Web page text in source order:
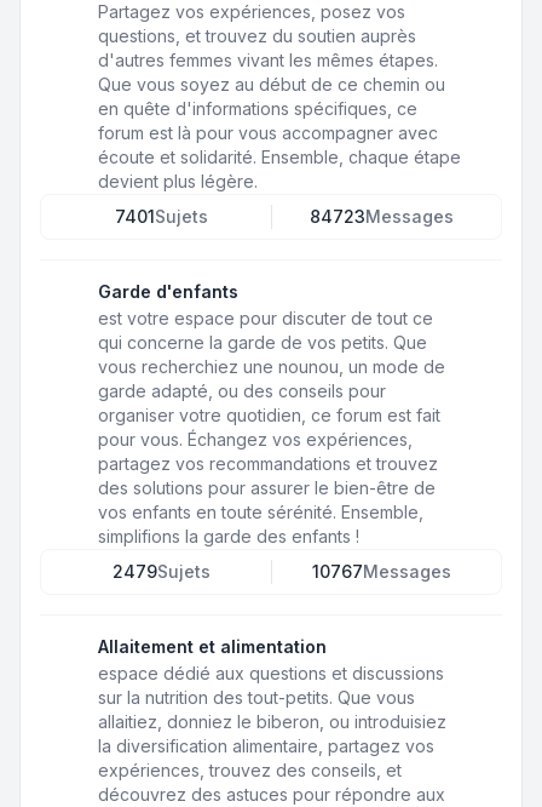
Partagez vos expériences, posez vos
questions, et trouvez du soutien auprès
d'autres femmes vivant les mêmes étapes.
Que vous soyez au début de ce chemin ou
en quête d'informations spécifiques, ce
forum est là pour vous accompagner avec
écoute et solidarité. Ensemble, chaque étape
devient plus légère.
7401Sujets 84723Messages
Garde d'enfants
est votre espace pour discuter de tout ce
qui concerne la garde de vos petits. Que
vous recherchiez une nounou, un mode de
garde adapté, ou des conseils pour
organiser votre quotidien, ce forum est fait
pour vous. Échangez vos expériences,
partagez vos recommandations et trouvez
des solutions pour assurer le bien-être de
vos enfants en toute sérénité. Ensemble,
simplifions la garde des enfants !
2479Sujets 10767Messages
Allaitement et alimentation
espace dédié aux questions et discussions
sur la nutrition des tout-petits. Que vous
allaitiez, donniez le biberon, ou introduisiez
la diversification alimentaire, partagez vos
expériences, trouvez des conseils, et
découvrez des astuces pour répondre aux